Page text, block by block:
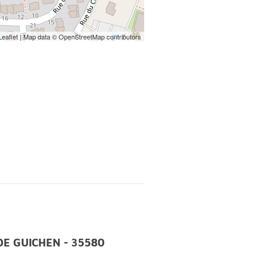
| Map data ©OpenStreetMapcontributors
GUICHEN - 35580